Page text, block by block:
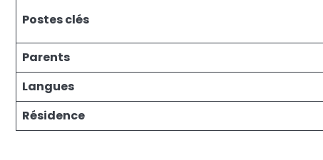
Postes clés
Parents
Langues
Résidence